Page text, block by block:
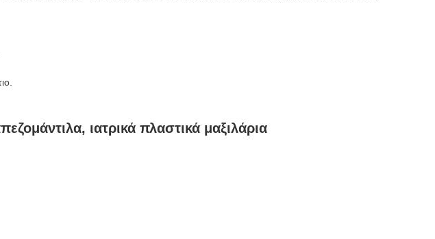
ιατρικά πλαστικά μαξιλάρια